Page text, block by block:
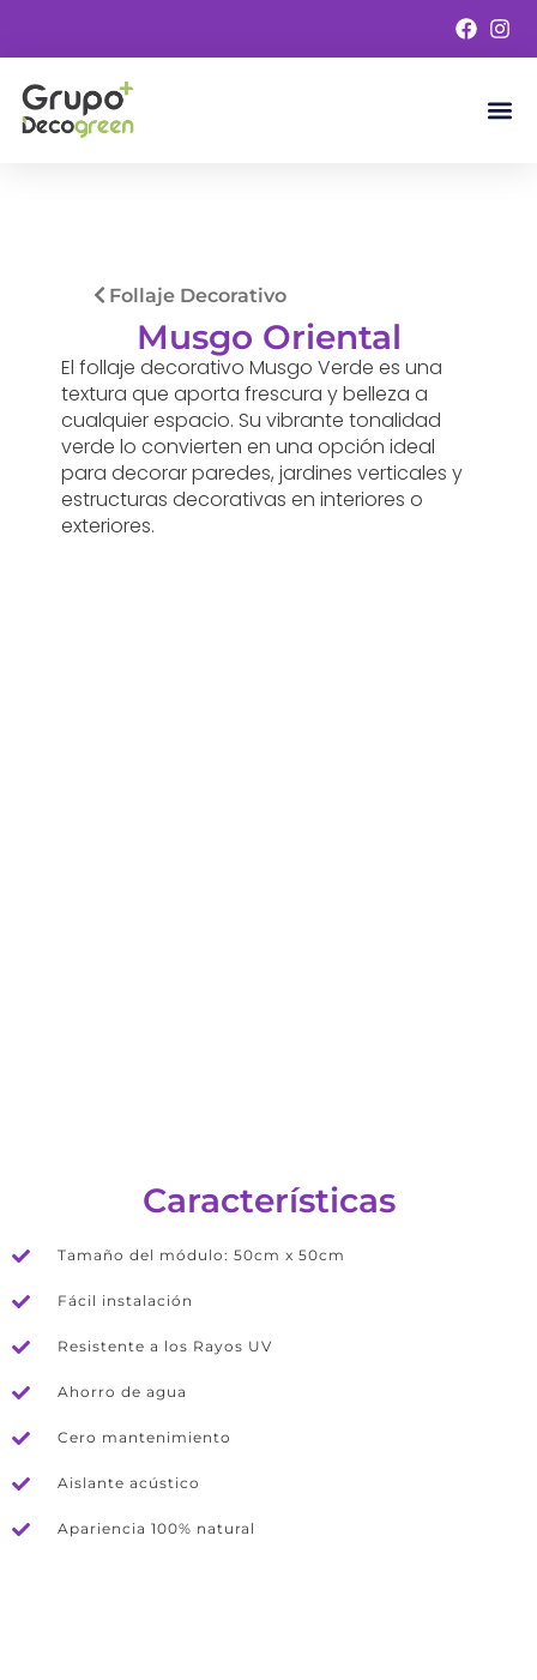
contenido
Follaje Decorativo
Musgo Oriental
El follaje decorativo Musgo Verde es una
textura que aporta frescura y belleza a
cualquier espacio. Su vibrante tonalidad
verde lo convierten en una opción ideal
para decorar paredes, jardines verticales y
estructuras decorativas en interiores o
exteriores.
Características
Tamaño del módulo: 50cm x 50cm
Fácil instalación
Resistente a los Rayos UV
Ahorro de agua
Cero mantenimiento
Aislante acústico
Apariencia 100% natural